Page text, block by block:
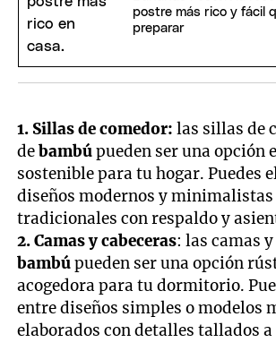
postre más rico y fácil
preparar
1. Sillas de comedor: las sillas de
debambúpueden ser una opción
sostenible para tu hogar. Puedes
diseños modernos y
tradicionales con respaldo y
2. Camas y cabeceras: las camas
bambúpueden ser una opción
acogedora para tu dormitorio.
entre diseños simples o modelos
elaborados con detalles tallados a